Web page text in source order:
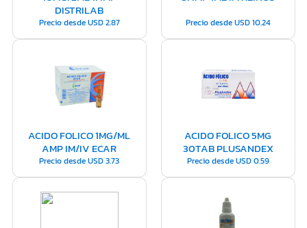
DISTRILAB
Precio desdeUSD2.87 Precio desdeUSD10.24
ACIDO FOLICO 1MG/ML
AMP IM/IV ECAR
Precio desdeUSD3.73
ACIDO FOLICO 5MG
30TAB PLUSANDEX
Precio desdeUSD0.59